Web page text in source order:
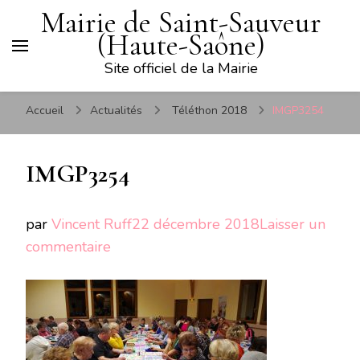
Mairie de Saint-Sauveur
(Haute-Saône)
Site officiel de la Mairie
Accueil Actualités Téléthon 2018 IMGP3254
IMGP3254
par Vincent Ruff22 décembre 2018Laisser un
commentaire